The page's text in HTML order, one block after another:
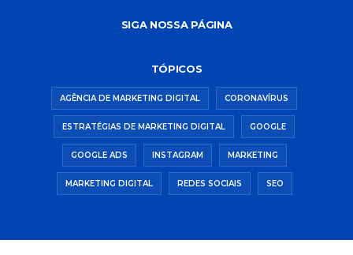
SIGA NOSSA PÁGINA
TÓPICOS
AGÊNCIA DE MARKETING DIGITAL CORONAVÍRUS
ESTRATÉGIAS DE MARKETING DIGITAL GOOGLE
GOOGLE ADS INSTAGRAM MARKETING
MARKETING DIGITAL REDES SOCIAIS SEO